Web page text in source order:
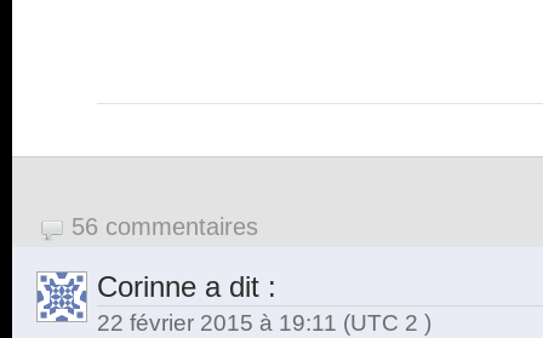
56 commentaires
Corinne a dit :
22 février 2015 à 19:11 (UTC 2 )